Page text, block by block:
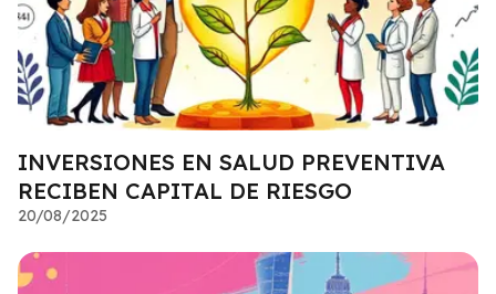
INVERSIONES EN SALUD PREVENTIVA
RECIBEN CAPITAL DE RIESGO
20/08/2025